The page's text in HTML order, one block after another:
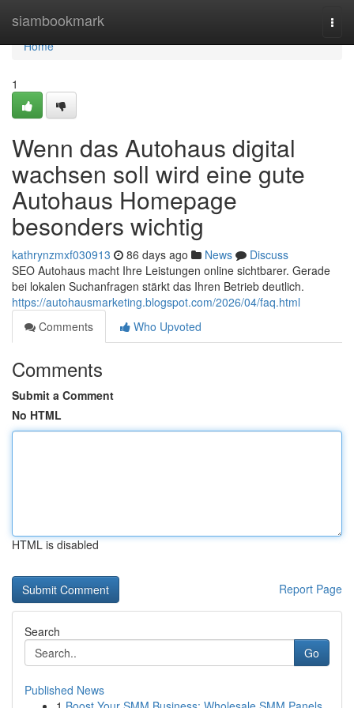
siambookmark
Home
Home
1
Wenn das Autohaus digital
wachsen soll wird eine gute
Autohaus Homepage
besonders wichtig
kathrynzmxf030913 86 days ago News
Discuss
SEO Autohaus macht Ihre Leistungen online sichtbarer. Gerade
bei lokalen Suchanfragen stärkt das Ihren Betrieb deutlich.
https://autohausmarketing.blogspot.com/2026/04/faq.html
Comments
Who Upvoted
Comments
Submit a Comment
No HTML
HTML is disabled
Report Page
Search
Go
Published News